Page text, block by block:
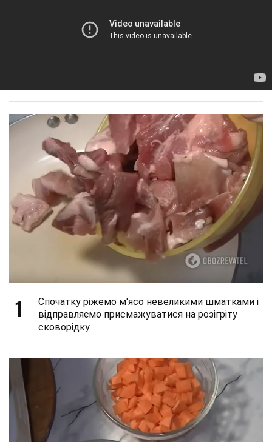
1
Спочатку ріжемо м'ясо невеликими шматками і
відправляємо присмажуватися на розігріту
сковорідку.